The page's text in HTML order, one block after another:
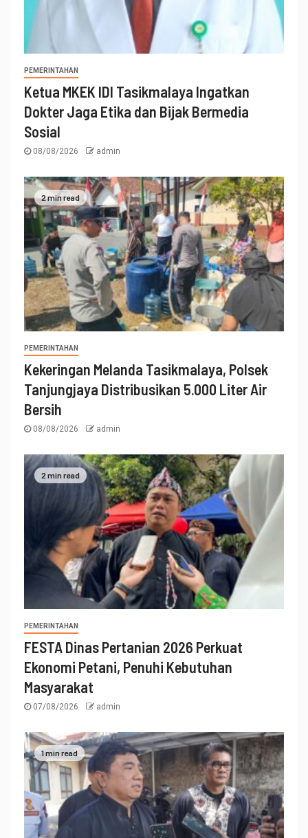
PEMERINTAHAN
Ketua MKEK IDI Tasikmalaya Ingatkan
Dokter Jaga Etika dan Bijak Bermedia
Sosial
08/08/2026 admin
2 min read
PEMERINTAHAN
Kekeringan Melanda Tasikmalaya, Polsek
Tanjungjaya Distribusikan 5.000 Liter Air
Bersih
08/08/2026 admin
2 min read
PEMERINTAHAN
FESTA Dinas Pertanian 2026 Perkuat
Ekonomi Petani, Penuhi Kebutuhan
Masyarakat
07/08/2026 admin
1 min read